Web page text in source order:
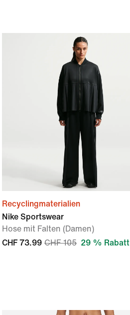
Recyclingmaterialien
Nike Sportswear
Hose mit Falten (Damen)
CHF 73.99 CHF 105 29 % Rabatt